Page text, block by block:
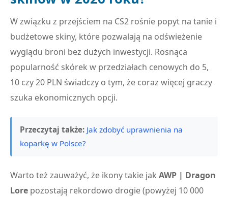
W związku z przejściem na CS2 rośnie popyt na tanie i
budżetowe skiny, które pozwalają na odświeżenie
wyglądu broni bez dużych inwestycji. Rosnąca
popularność skórek w przedziałach cenowych do 5,
10 czy 20 PLN świadczy o tym, że coraz więcej graczy
szuka ekonomicznych opcji.
Przeczytaj także: Jak zdobyć uprawnienia na
koparkę w Polsce?
Warto też zauważyć, że ikony takie jak AWP | Dragon
Lore pozostają rekordowo drogie (powyżej 10 000